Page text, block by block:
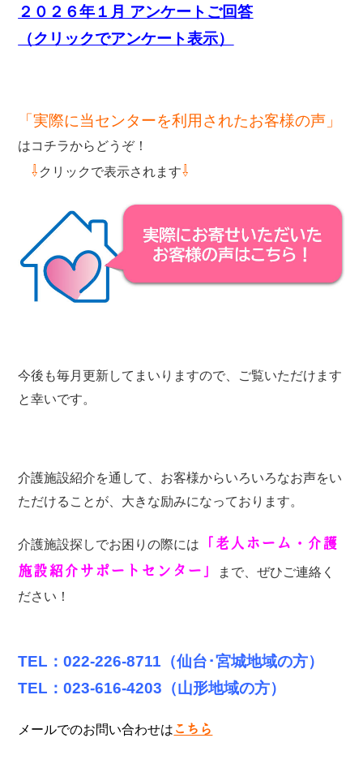
２０２６年１月 アンケートご回答
（クリックでアンケート表示）
「実際に当センターを利用されたお客様の声」
はコチラからどうぞ！
⇩ クリックで表示されます⇩
今後も毎月更新してまいりますので、ご覧いただけます
と幸いです。
介護施設紹介を通して、お客様からいろいろなお声をい
ただけることが、大きな励みになっております。
介護施設探しでお困りの際には
「老人ホーム・介護
施設紹介サポートセンター」
まで、ぜひご連絡く
ださい！
TEL：022-226-8711（仙台･宮城地域の方）
TEL：023-616-4203（山形地域の方）
メールでのお問い合わせは こちら